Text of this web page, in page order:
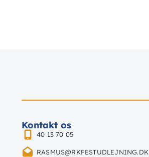
Kontakt os
40 13 70 05
RASMUS@RKFESTUDLEJNING.DK